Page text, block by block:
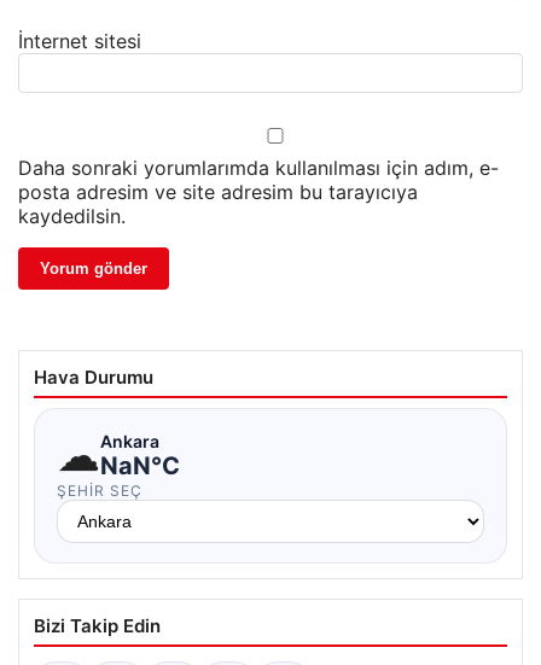
İnternet sitesi
Daha sonraki yorumlarımda kullanılması için adım, e-
posta adresim ve site adresim bu tarayıcıya
kaydedilsin.
Hava Durumu
☁Ankara
NaN°C
ŞEHIR SEÇ
Bizi Takip Edin